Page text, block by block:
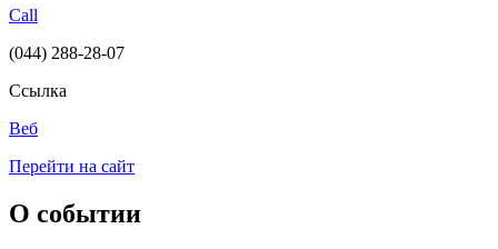
Call
(044) 288-28-07
Ссылка
Веб
Перейти на сайт
О событии